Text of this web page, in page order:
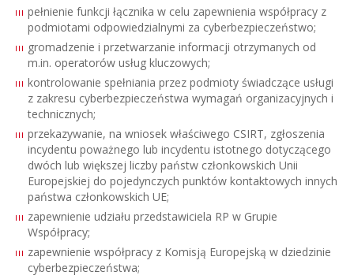
pełnienie funkcji łącznika w celu zapewnienia współpracy z
podmiotami odpowiedzialnymi za cyberbezpieczeństwo;
gromadzenie i przetwarzanie informacji otrzymanych od
m.in. operatorów usług kluczowych;
kontrolowanie spełniania przez podmioty świadczące usługi
z zakresu cyberbezpieczeństwa wymagań organizacyjnych i
technicznych;
przekazywanie, na wniosek właściwego CSIRT, zgłoszenia
incydentu poważnego lub incydentu istotnego dotyczącego
dwóch lub większej liczby państw członkowskich Unii
Europejskiej do pojedynczych punktów kontaktowych innych
państwa członkowskich UE;
zapewnienie udziału przedstawiciela RP w Grupie
Współpracy;
zapewnienie współpracy z Komisją Europejską w dziedzinie
cyberbezpieczeństwa;